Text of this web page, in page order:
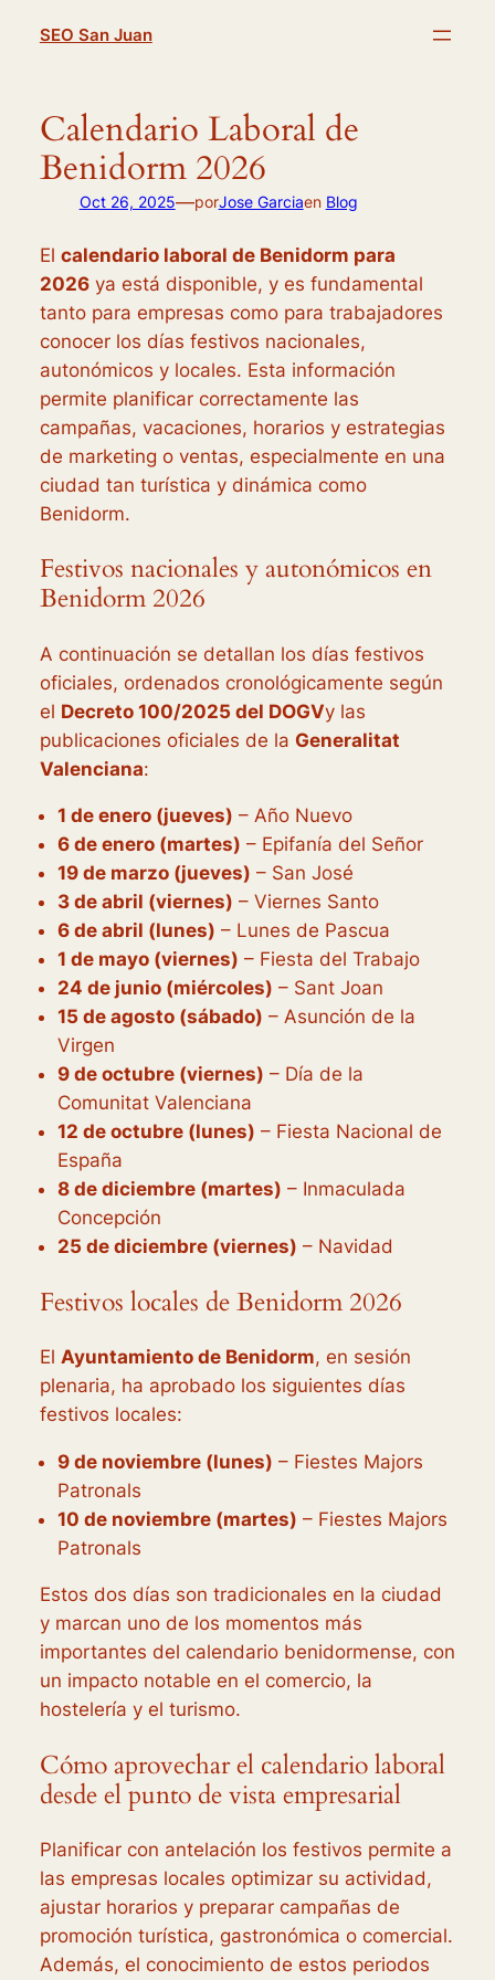
SEO San Juan
Calendario Laboral de
Benidorm 2026
Oct 26, 2025—porJose Garciaen Blog
El calendario laboral de Benidorm para
2026ya está disponible, y es fundamental
tanto para empresas como para trabajadores
conocer los días festivos nacionales,
autonómicos y locales. Esta información
permite planificar correctamente las
campañas, vacaciones, horarios y estrategias
de marketing o ventas, especialmente en una
ciudad tan turística y dinámica como
Benidorm.
Festivos nacionales y autonómicos en
Benidorm 2026
A continuación se detallan los días festivos
oficiales, ordenados cronológicamente según
el Decreto 100/2025 del DOGVy las
publicaciones oficiales de la Generalitat
Valenciana:
1 de enero (jueves) – Año Nuevo
6 de enero (martes) – Epifanía del Señor
19 de marzo (jueves) – San José
3 de abril (viernes) – Viernes Santo
6 de abril (lunes) – Lunes de Pascua
1 de mayo (viernes) – Fiesta del Trabajo
24 de junio (miércoles) – Sant Joan
15 de agosto (sábado) – Asunción de la
Virgen
9 de octubre (viernes) – Día de la
Comunitat Valenciana
12 de octubre (lunes) – Fiesta Nacional de
España
8 de diciembre (martes) – Inmaculada
Concepción
25 de diciembre (viernes) – Navidad
Festivos locales de Benidorm 2026
El Ayuntamiento de Benidorm, en sesión
plenaria, ha aprobado los siguientes días
festivos locales:
9 de noviembre (lunes) – Fiestes Majors
Patronals
10 de noviembre (martes) – Fiestes Majors
Patronals
Estos dos días son tradicionales en la ciudad
y marcan uno de los momentos más
importantes del calendario benidormense, con
un impacto notable en el comercio, la
hostelería y el turismo.
Cómo aprovechar el calendario laboral
desde el punto de vista empresarial
Planificar con antelación los festivos permite a
las empresas locales optimizar su actividad,
ajustar horarios y preparar campañas de
promoción turística, gastronómica o comercial.
Además, el conocimiento de estos periodos